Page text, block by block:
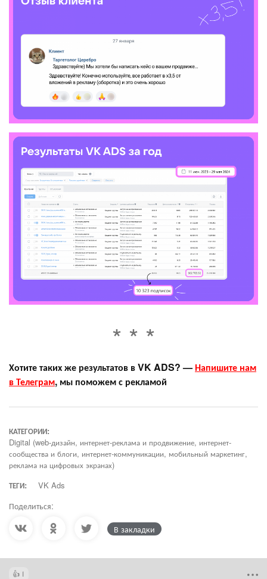
Хотите таких же результатов в VK ADS? —Напишите нам
в Телеграм, мы поможем с рекламой
КАТЕГОРИИ:
Digital (web-дизайн, интернет-реклама и продвижение, интернет-
сообщества и блоги, интернет-коммуникации, мобильный маркетинг,
реклама на цифровых экранах)
ТЕГИ:
VK Ads
Поделиться:
В закладки
1